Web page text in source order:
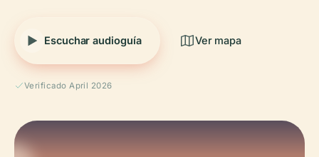
Escuchar audioguía Ver mapa
Verificado April 2026